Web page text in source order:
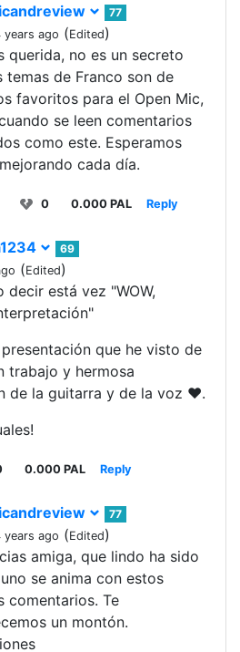
77
years ago (Edited)
querida, no es un secreto
temas de Franco son de
favoritos para el Open Mic,
se leen comentarios
como este. Esperamos
cada día.
0 0.000 PAL Reply
69
(Edited)
decir está vez "WOW,
que he visto de
trabajo y hermosa
de la guitarra y de la voz ❤️.
0.000 PAL Reply
77
years ago (Edited)
amiga, que lindo ha sido
se anima con estos
comentarios. Te
un montón.